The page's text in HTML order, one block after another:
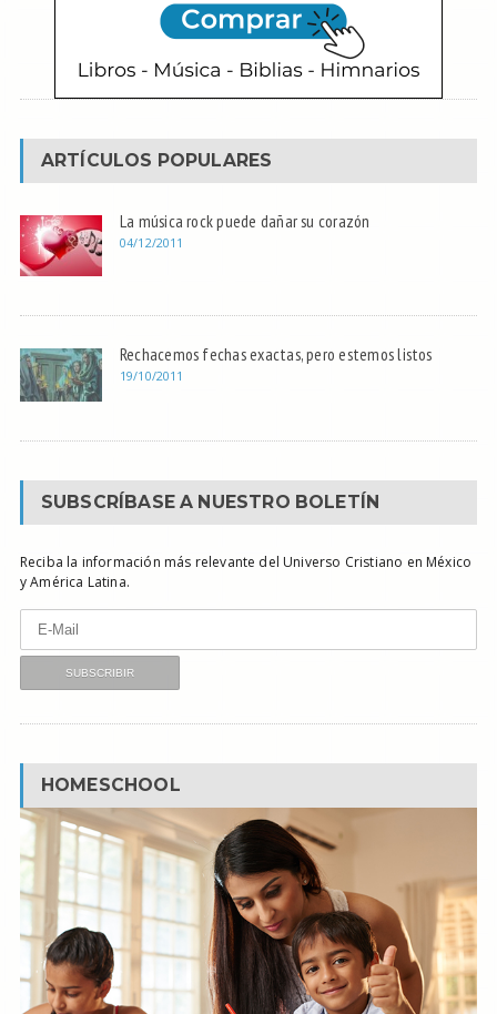
ARTÍCULOS POPULARES
La música rock puede dañar su corazón
04/12/2011
Rechacemos fechas exactas, pero estemos listos
19/10/2011
SUBSCRÍBASE A NUESTRO BOLETÍN
Reciba la información más relevante del Universo Cristiano en México
y América Latina.
HOMESCHOOL